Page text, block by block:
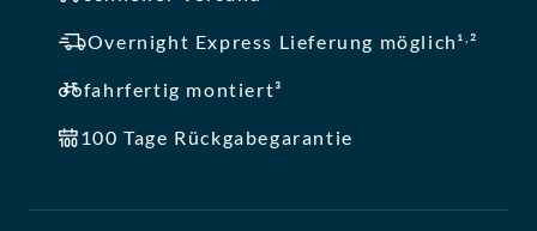
Overnight Express Lieferung möglich¹,²
fahrfertig montiert³
100 Tage Rückgabegarantie